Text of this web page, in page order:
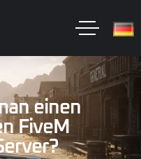
einen
FiveM